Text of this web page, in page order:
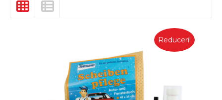
Reduceri!